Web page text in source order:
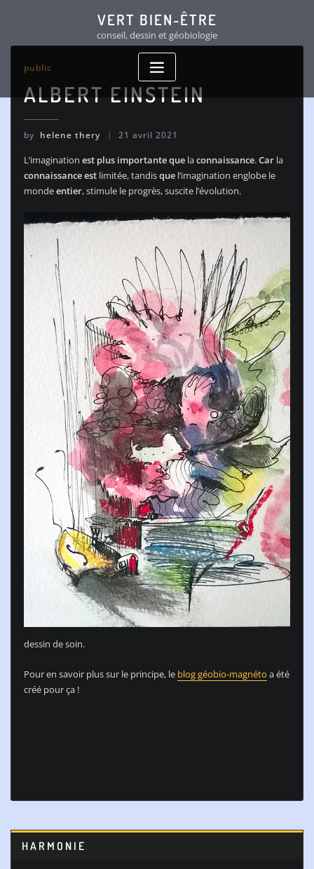
VERT BIEN-ÊTRE
conseil, dessin et géobiologie
public
ALBERT EINSTEIN
by helene thery 21 avril 2021
L’imagination est plus importantequelaconnaissance.Carla
connaissanceestlimitée, tandisquel’imagination englobe le
mondeentier, stimule le progrès, suscite l’évolution.
dessin de soin.
Pour en savoir plus sur le principe, le blog géobio-magnéto a été
créé pour ça !
HARMONIE